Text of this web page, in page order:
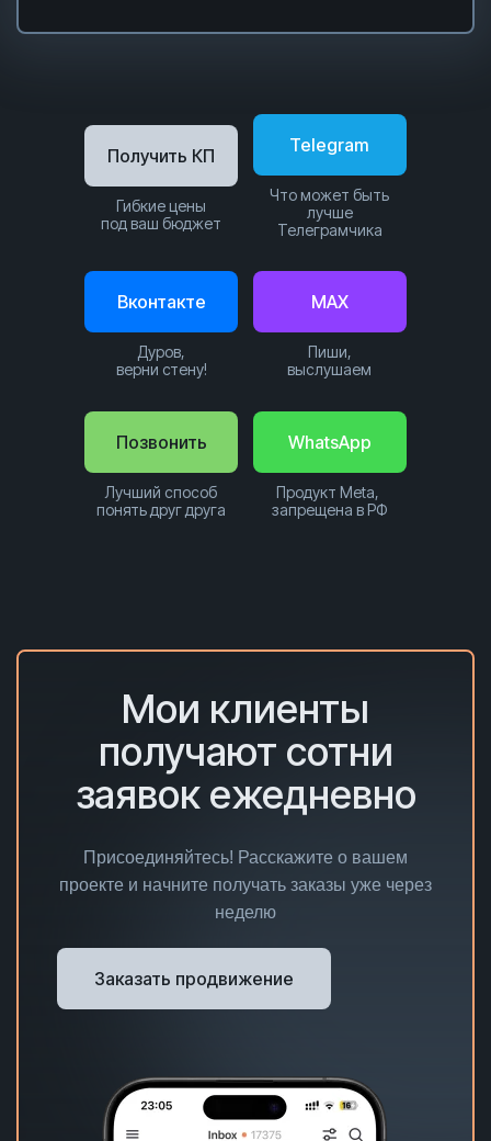
Позвонить
Лучший способ
понять друг друга
WhatsApp
Продукт Meta,
запрещена в РФ
Telegram
Что может быть
лучше
Телеграмчика
Вконтакте
Дуров,
верни стену!
Получить КП
Гибкие цены
под ваш бюджет
MAX
Пиши,
выслушаем
Мои клиенты
получают сотни
заявок ежедневно
Присоединяйтесь! Расскажите о вашем
проекте и начните получать заказы уже через
неделю
Заказать продвижение